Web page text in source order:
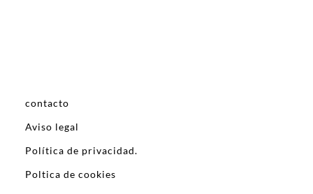
contacto
Aviso legal
Política de privacidad.
Poltica de cookies